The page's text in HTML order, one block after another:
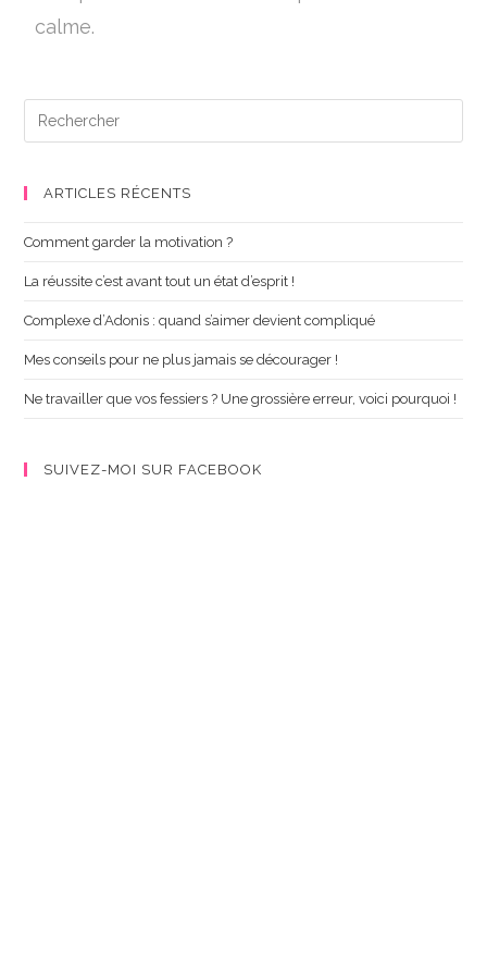
calme.
ARTICLES RÉCENTS
Comment garder la motivation ?
La réussite c’est avant tout un état d’esprit !
Complexe d’Adonis : quand s’aimer devient compliqué
Mes conseils pour ne plus jamais se décourager !
Ne travailler que vos fessiers ? Une grossière erreur, voici pourquoi !
SUIVEZ-MOI SUR FACEBOOK